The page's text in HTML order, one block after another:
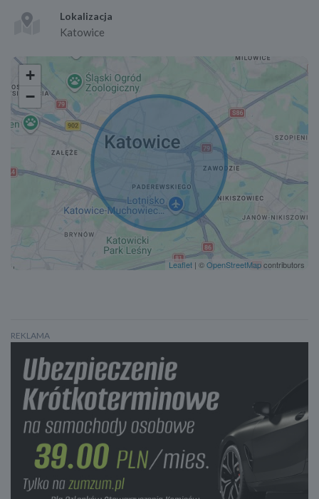
Lokalizacja
Katowice
+
−
Leaflet | ©OpenStreetMapcontributors
REKLAMA